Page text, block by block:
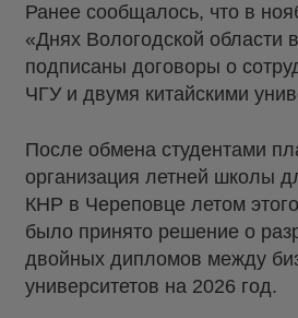
Ранее сообщалось, что в
«Днях Вологодской области
подписаны договоры о
ЧГУ и двумя китайскими
После обмена студентами
организация летней школы
КНР в Череповце летом
было принято решение о
двойных дипломов между
университетов на 2026 год.